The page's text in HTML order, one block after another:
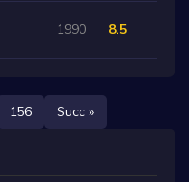
1990 8.5
156 Succ »